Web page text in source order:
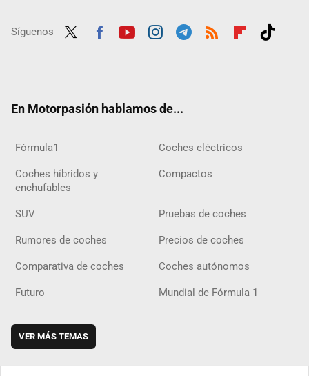
Síguenos
En Motorpasión hablamos de...
Fórmula1 Coches eléctricos
Coches híbridos y
enchufables
Compactos
SUV Pruebas de coches
Rumores de coches Precios de coches
Comparativa de coches Coches autónomos
Futuro Mundial de Fórmula 1
VER MÁS TEMAS